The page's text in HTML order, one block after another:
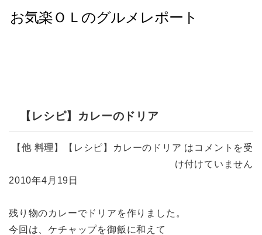
【レシピ】カレーのドリア
【 他 料理 】 【レシピ】カレーのドリア は コメントを受
け付けていません
2010年4月19日
残り物のカレーでドリアを作りました。
今回は、ケチャップを御飯に和えて